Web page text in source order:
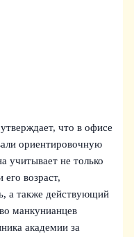
что в офисе
ориентировочную
учитывает не только
возраст,
а также действующий
манкунианцев
академии за